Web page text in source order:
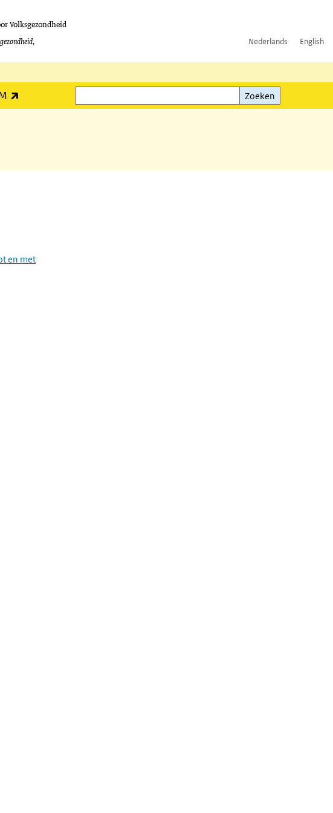
Volksgezondheid
Nederlands English
Zoeken
Zoeken
en met